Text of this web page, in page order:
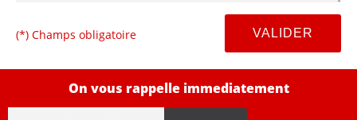
(*) Champs obligatoire
On vous rappelle immediatement